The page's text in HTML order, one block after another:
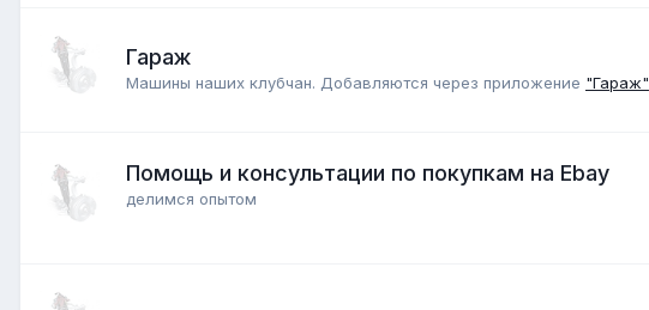
Гараж
Машины наших клубчан. Добавляются через приложение "Гараж"
Помощь и консультации по покупкам на Ebay
делимся опытом